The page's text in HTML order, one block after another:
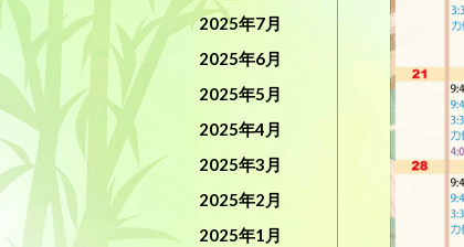
2025年7月
2025年6月
2025年5月
2025年4月
2025年3月
2025年2月
2025年1月